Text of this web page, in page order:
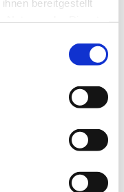
bereitgestellt